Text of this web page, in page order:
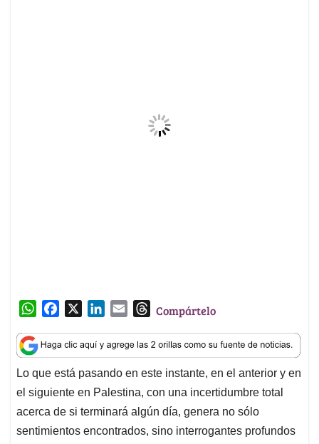
W
a
t
s
A
p
p
c
e
b
o
o
k
n
k
e
d
I
n
a
i
l
T
r
e
a
d
s
Compártelo
Lo que está pasando en este instante, en el anterior y en
el siguiente en Palestina, con una incertidumbre total
acerca de si terminará algún día, genera no sólo
sentimientos encontrados, sino interrogantes profundos